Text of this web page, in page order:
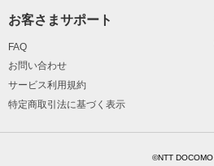
お客さまサポート
FAQ
お問い合わせ
サービス利用規約
特定商取引法に基づく表示
©NTT DOCOMO